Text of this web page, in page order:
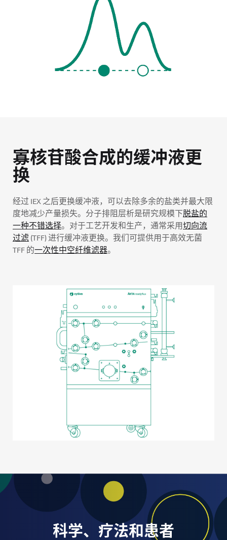
寡核苷酸合成的缓冲液更
换
经过 IEX 之后更换缓冲液，可以去除多余的盐类并最大限
度地减少产量损失。分子排阻层析是研究规模下脱盐的
一种不错选择。对于工艺开发和生产，通常采用切向流
过滤 (TFF) 进行缓冲液更换。我们可提供用于高效无菌
TFF 的一次性中空纤维滤器。
科学、疗法和患者